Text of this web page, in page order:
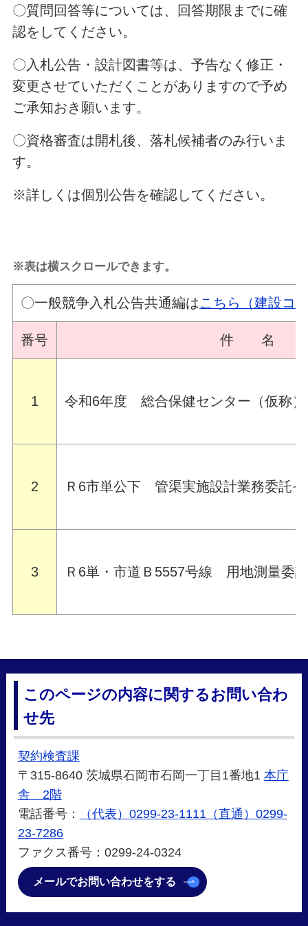
〇質問回答等については、回答期限までに確
認をしてください。
〇入札公告・設計図書等は、予告なく修正・
変更させていただくことがありますので予め
ご承知おき願います。
〇資格審査は開札後、落札候補者のみ行いま
す。
※詳しくは個別公告を確認してください。
※表は横スクロールできます。
〇一般競争入札公告共通編はこちら（建設コ
番号 件 名
1 令和6年度 総合保健センター（仮称
2 Ｒ6市単公下 管渠実施設計業務委託
3 Ｒ6単・市道Ｂ5557号線 用地測量委
このページの内容に関するお問い合わ
せ先
契約検査課
〒315-8640 茨城県石岡市石岡一丁目1番地1 本庁
舎 2階
電話番号：
（代表）0299-23-1111（直通）0299-
23-7286
ファクス番号：0299-24-0324
メールでお問い合わせをする